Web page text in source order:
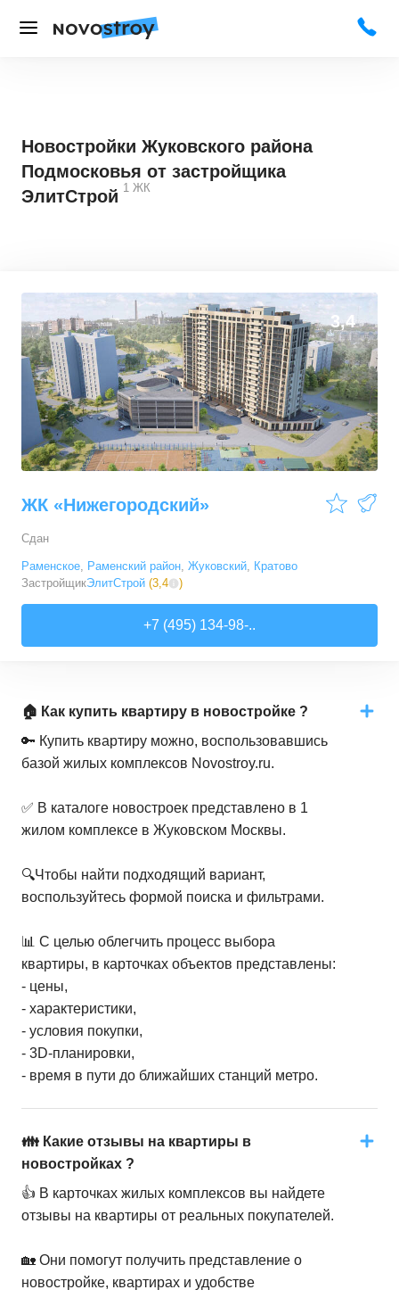
Новостройки Жуковского района
Подмосковья от застройщика
ЭлитСтрой 1 ЖК
3,4
ЖК «Нижегородский»
Сдан
Раменское, Раменский район, Жуковский, Кратово
ЗастройщикЭлитСтрой (3,4 )
+7 (495) 134-98-..
🏠 Как купить квартиру в новостройке ?
🔑 Купить квартиру можно, воспользовавшись
базой жилых комплексов Novostroy.ru.
✅ В каталоге новостроек представлено в 1
жилом комплексе в Жуковском Москвы.
🔍Чтобы найти подходящий вариант,
воспользуйтесь формой поиска и фильтрами.
📊 С целью облегчить процесс выбора
квартиры, в карточках объектов представлены:
- цены,
- характеристики,
- условия покупки,
- 3D-планировки,
- время в пути до ближайших станций метро.
👪 Какие отзывы на квартиры в
новостройках ?
👍 В карточках жилых комплексов вы найдете
отзывы на квартиры от реальных покупателей.
🏡 Они помогут получить представление о
новостройке, квартирах и удобстве